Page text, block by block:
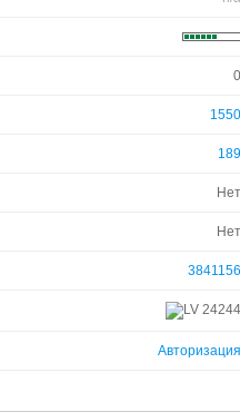
0
1550
189
Нет
Нет
3841156
24244
Авторизация